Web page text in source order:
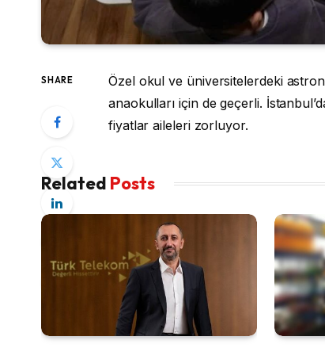
SHARE
Özel okul ve üniversitelerdeki
anaokulları için de geçerli.
fiyatlar aileleri zorluyor.
Related Posts